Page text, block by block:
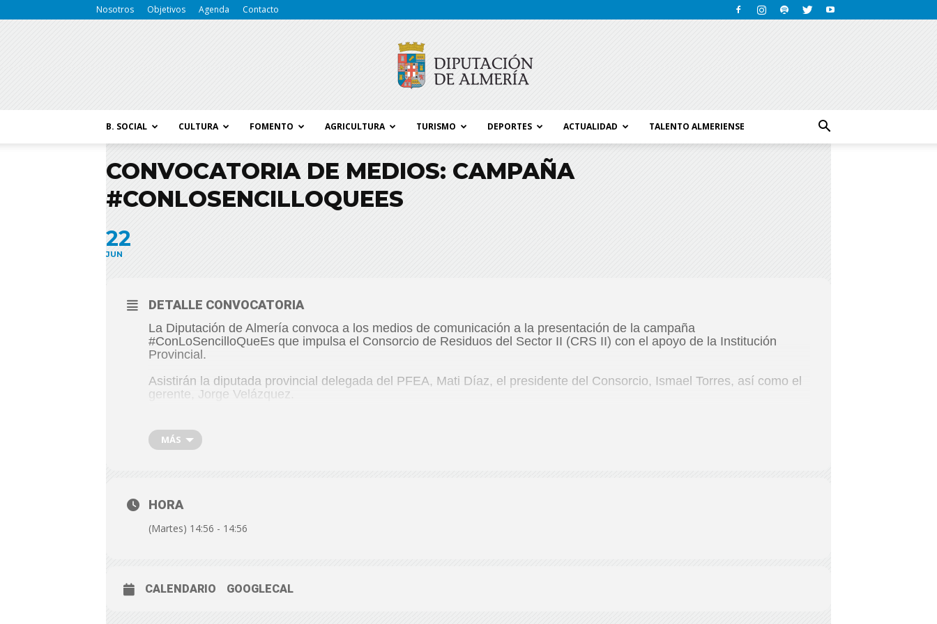
Nosotros Objetivos Agenda Contacto
B. SOCIAL CULTURA FOMENTO AGRICULTURA TURISMO DEPORTES ACTUALIDAD TALENTO ALMERIENSE
CONVOCATORIA DE MEDIOS: CAMPAÑA
#CONLOSENCILLOQUEES
22
JUN
DETALLE CONVOCATORIA
La Diputación de Almería convoca a los medios de comunicación a la presentación de la campaña
#ConLoSencilloQueEs que impulsa el Consorcio de Residuos del Sector II (CRS II) con el apoyo de la Institución
Provincial.
Asistirán la diputada provincial delegada del PFEA, Mati Díaz, el presidente del Consorcio, Ismael Torres, así como el
gerente, Jorge Velázquez.
HORA:11:00 h.
Lugar:Galería Alfareros. Rambla Alfareros 21.
MÁS
HORA
(Martes) 14:56 - 14:56
CALENDARIO GOOGLECAL